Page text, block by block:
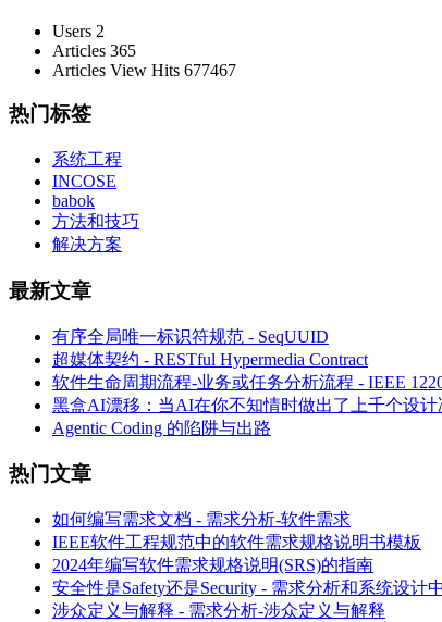
Users 2
Articles 365
Articles View Hits 677467
热门标签
系统工程
INCOSE
babok
方法和技巧
解决方案
最新文章
有序全局唯一标识符规范 - SeqUUID
超媒体契约 - RESTful Hypermedia Contract
软件生命周期流程-业务或任务分析流程 - IEEE
黑盒AI漂移：当AI在你不知情时做出了上千个设计
Agentic Coding 的陷阱与出路
热门文章
如何编写需求文档 - 需求分析-软件需求
IEEE软件工程规范中的软件需求规格说明书模板
2024年编写软件需求规格说明(SRS)的指南
安全性是Safety还是Security - 需求分析和系统设计
涉众定义与解释 - 需求分析-涉众定义与解释